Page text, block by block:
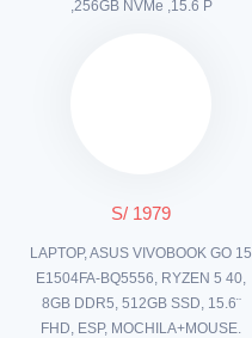
,256GB NVMe ,15.6 P
S/ 1979
LAPTOP, ASUS VIVOBOOK GO 15
E1504FA-BQ5556, RYZEN 5 40,
8GB DDR5, 512GB SSD, 15.6¨
FHD, ESP, MOCHILA+MOUSE.